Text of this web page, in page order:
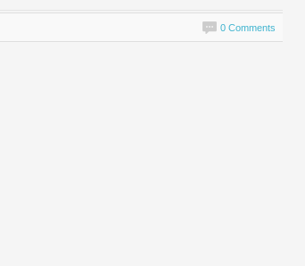
0 Comments